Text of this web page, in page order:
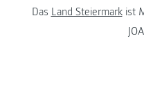
Das Land Steiermarkist